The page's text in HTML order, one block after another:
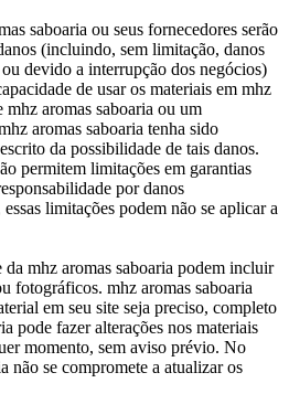
saboaria ou seus fornecedores serão
(incluindo, sem limitação, danos
devido a interrupção dos negócios)
de usar os materiais em mhz
mhz aromas saboaria ou um
aromas saboaria tenha sido
da possibilidade de tais danos.
permitem limitações em garantias
por danos
limitações podem não se aplicar a
mhz aromas saboaria podem incluir
fotográficos. mhz aromas saboaria
em seu site seja preciso, completo
pode fazer alterações nos materiais
momento, sem aviso prévio. No
não se compromete a atualizar os